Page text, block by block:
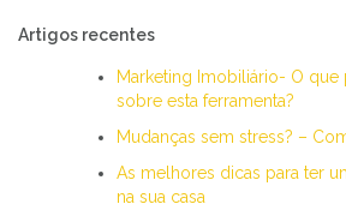
Artigos recentes
Marketing Imobiliário- O que
sobre esta ferramenta?
Mudanças sem stress? –
As melhores dicas para ter
na sua casa